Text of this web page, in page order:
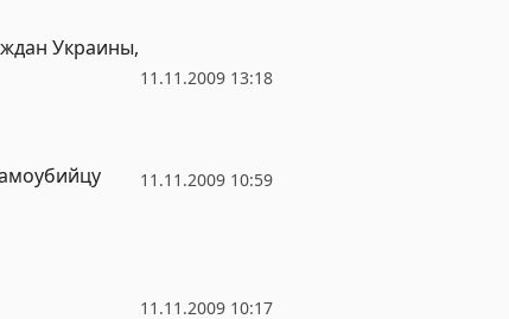
11.11.2009 13:18
Украины,
11.11.2009 10:59
11.11.2009 10:17